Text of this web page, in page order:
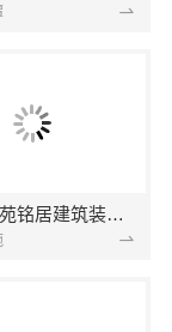
湖北省景苑铭居建筑装饰有限公司